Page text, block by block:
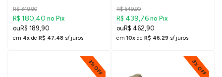
R$ 349,90
R$ 180,40 no Pix
R$ 189,90
em 4x de R$ 47,48 s/ juros
R$ 649,90
R$ 439,76 no Pix
R$ 462,90
em 10x de R$ 46,29 s/ juros
3% OFF 8% OFF